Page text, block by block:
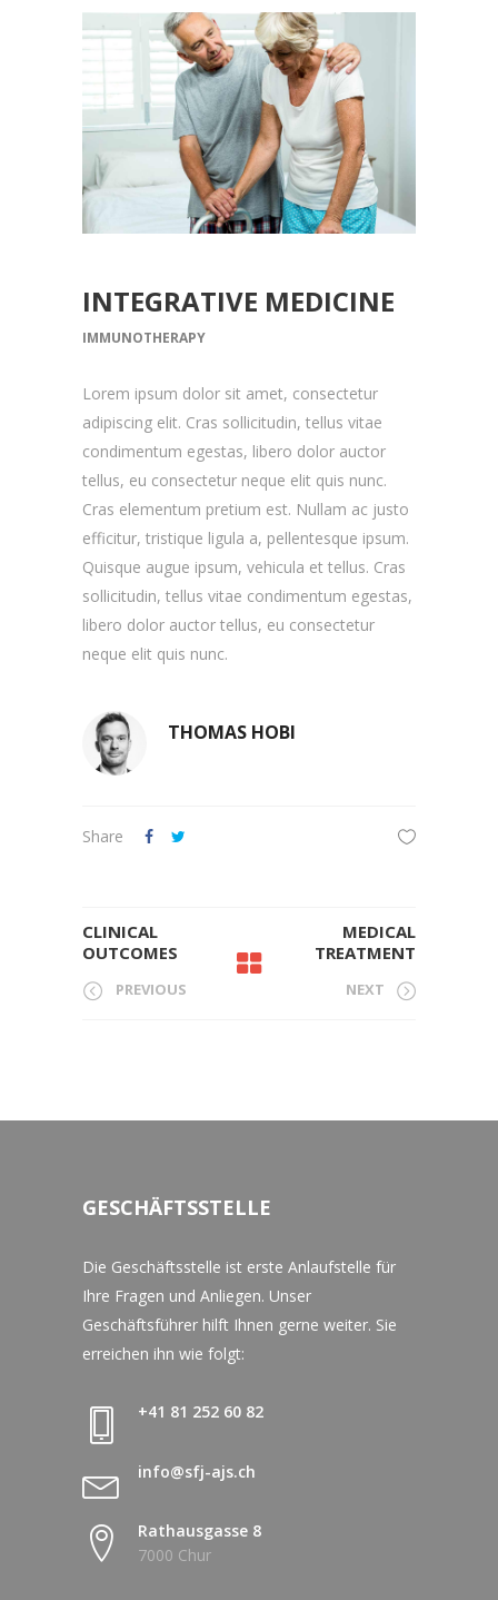
INTEGRATIVE MEDICINE
IMMUNOTHERAPY
Lorem ipsum dolor sit amet, consectetur
adipiscing elit. Cras sollicitudin, tellus vitae
condimentum egestas, libero dolor auctor
tellus, eu consectetur neque elit quis nunc.
Cras elementum pretium est. Nullam ac justo
efficitur, tristique ligula a, pellentesque ipsum.
Quisque augue ipsum, vehicula et tellus. Cras
sollicitudin, tellus vitae condimentum egestas,
libero dolor auctor tellus, eu consectetur
neque elit quis nunc.
THOMAS HOBI
Share
CLINICAL
OUTCOMES
PREVIOUS
MEDICAL
TREATMENT
NEXT
GESCHÄFTSSTELLE
Die Geschäftsstelle ist erste Anlaufstelle für
Ihre Fragen und Anliegen. Unser
Geschäftsführer hilft Ihnen gerne weiter. Sie
erreichen ihn wie folgt:
+41 81 252 60 82
info@sfj-ajs.ch
Rathausgasse 8
7000 Chur